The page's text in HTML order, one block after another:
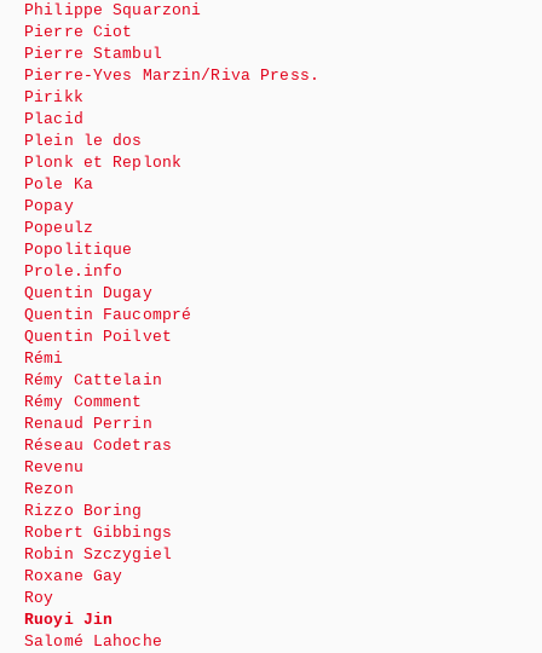
Philippe Squarzoni
Pierre Ciot
Pierre Stambul
Pierre-Yves Marzin/Riva Press.
Pirikk
Placid
Plein le dos
Plonk et Replonk
Pole Ka
Popay
Popeulz
Popolitique
Prole.info
Quentin Dugay
Quentin Faucompré
Quentin Poilvet
Rémi
Rémy Cattelain
Rémy Comment
Renaud Perrin
Réseau Codetras
Revenu
Rezon
Rizzo Boring
Robert Gibbings
Robin Szczygiel
Roxane Gay
Roy
Ruoyi Jin
Salomé Lahoche